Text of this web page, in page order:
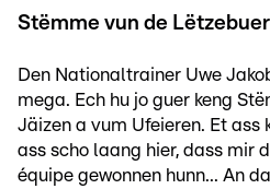
Stëmme vun de
Den Nationaltrainer Uwe
mega. Ech hu jo guer keng
Jäizen a vum Ufeieren. Et ass
ass scho laang hier, dass mir
équipe gewonnen hunn... An